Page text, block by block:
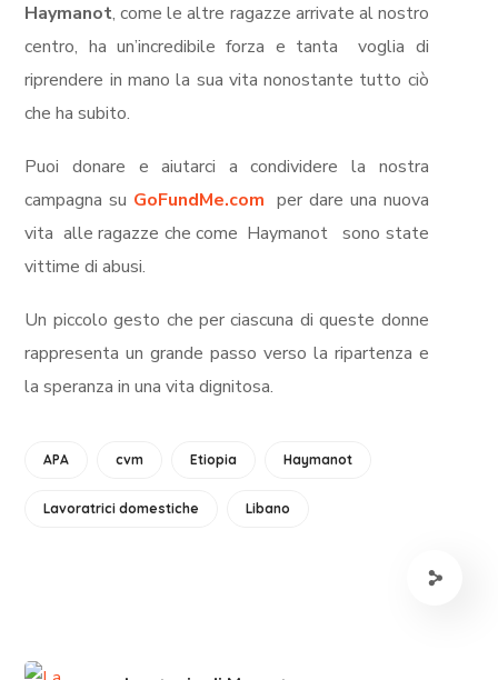
Haymanot, come le altre ragazze arrivate al nostro
centro, ha un’incredibile forza e tantavoglia di
riprendere in mano la sua vita nonostante tutto ciò
che ha subito.
Puoi donare e aiutarci a condividere la nostra
campagna su GoFundMe.com per dare una nuova
vita alle ragazze che come Haymanot
sono state
vittime di abusi.
Un piccologesto che per ciascuna di queste donne
rappresenta un grande passo verso la ripartenza e
la speranza in una vita dignitosa.
APA cvm Etiopia Haymanot
Lavoratrici domestiche Libano